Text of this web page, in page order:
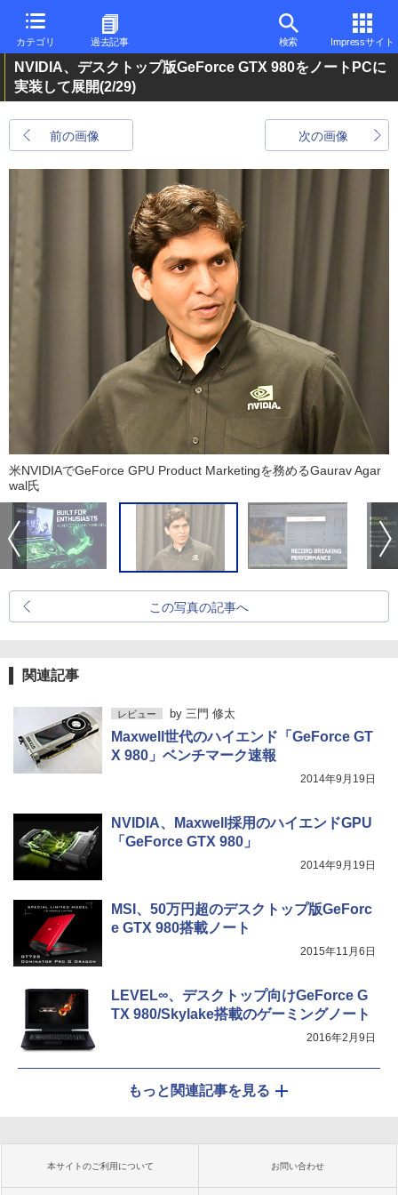
カテゴリ 過去記事 検索 Impressサイト
NVIDIA、デスクトップ版GeForce GTX 980をノートPCに
実装して展開(2/29)
前の画像 次の画像
米NVIDIAでGeForce GPU Product Marketingを務めるGaurav Agar
wal氏
この写真の記事へ
関連記事
レビュー by 三門 修太
Maxwell世代のハイエンド「GeForce GT
X 980」ベンチマーク速報
2014年9月19日
NVIDIA、Maxwell採用のハイエンドGPU
「GeForce GTX 980」
2014年9月19日
MSI、50万円超のデスクトップ版GeForc
e GTX 980搭載ノート
2015年11月6日
LEVEL∞、デスクトップ向けGeForce G
TX 980/Skylake搭載のゲーミングノート
2016年2月9日
もっと関連記事を見る
本サイトのご利用について お問い合わせ